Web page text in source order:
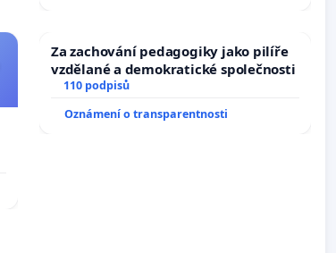
Za zachování pedagogiky jako pilíře
vzdělané a demokratické společnosti
110 podpisů
Oznámení o transparentnosti